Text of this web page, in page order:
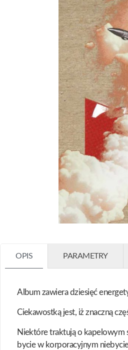
OPIS PARAMETRY
Album zawiera dziesięć
Ciekawostką jest, iż znaczną
Niektóre traktują o kapelowym
bycie w korporacyjnym